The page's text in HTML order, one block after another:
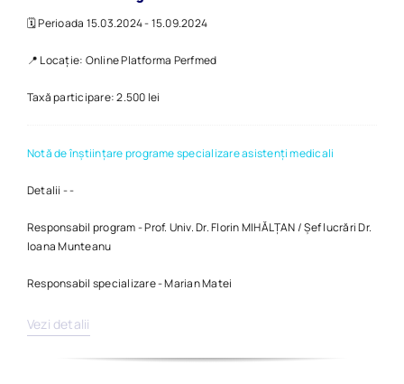
🗓️ Perioada 15.03.2024 - 15.09.2024
📍 Locație: Online Platforma Perfmed
Taxă participare: 2.500 lei
Notă de înștiințare programe specializare asistenți medicali
Detalii - -
Responsabil program - Prof. Univ. Dr. Florin MIHĂLȚAN / Șef lucrări Dr.
Ioana Munteanu
Responsabil specializare - Marian Matei
Vezi detalii